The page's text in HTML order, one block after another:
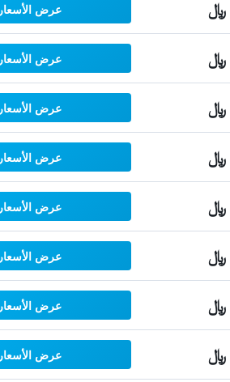
عرض الأسعار
عرض الأسعار
عرض الأسعار
عرض الأسعار
عرض الأسعار
عرض الأسعار
عرض الأسعار
عرض الأسعار